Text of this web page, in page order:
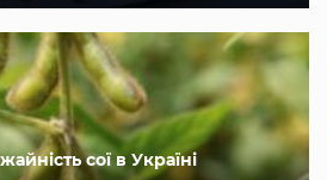
сої в Україні